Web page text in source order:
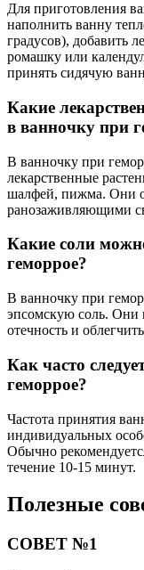
Для приготовления
наполнить ванну
градусов), добавить
ромашку или
принять сидячую
Какие
в ванночку при
В ванночку при
лекарственные
шалфей, пижма. Они
ранозаживляющими
Какие соли
геморрое?
В ванночку при
эпсомскую соль. Они
отечность и
Как часто
геморрое?
Частота принятия
индивидуальных
Обычно
течение 10-15 минут.
Полезные
СОВЕТ №1